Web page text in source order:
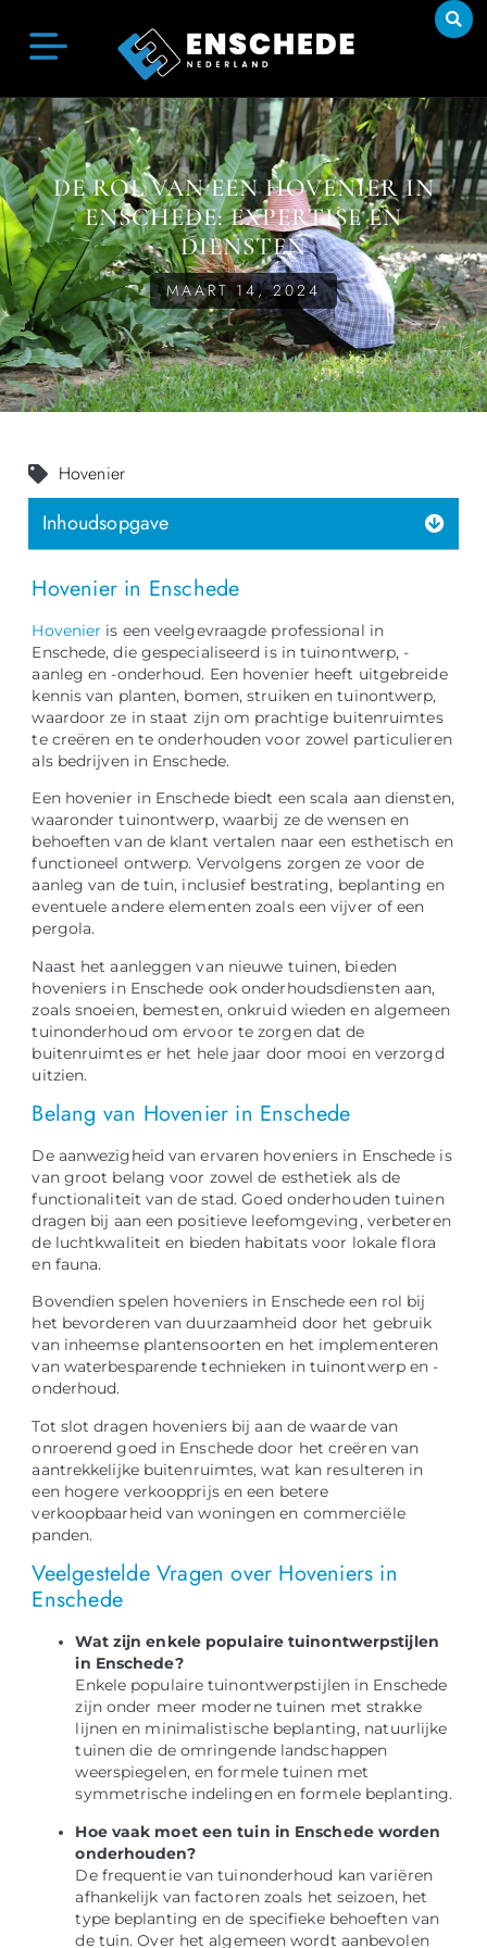
DE ROL VAN EEN HOVENIER IN
ENSCHEDE: EXPERTISE EN
DIENSTEN
MAART 14, 2024
Hovenier in Enschede
Hovenier is een veelgevraagde professional in
Enschede, die gespecialiseerd is in tuinontwerp, -
aanleg en -onderhoud. Een hovenier heeft uitgebreide
kennis van planten, bomen, struiken en tuinontwerp,
waardoor ze in staat zijn om prachtige buitenruimtes
te creëren en te onderhouden voor zowel particulieren
als bedrijven in Enschede.
Een hovenier in Enschede biedt een scala aan diensten,
waaronder tuinontwerp, waarbij ze de wensen en
behoeften van de klant vertalen naar een esthetisch en
functioneel ontwerp. Vervolgens zorgen ze voor de
aanleg van de tuin, inclusief bestrating, beplanting en
eventuele andere elementen zoals een vijver of een
pergola.
Naast het aanleggen van nieuwe tuinen, bieden
hoveniers in Enschede ook onderhoudsdiensten aan,
zoals snoeien, bemesten, onkruid wieden en algemeen
tuinonderhoud om ervoor te zorgen dat de
buitenruimtes er het hele jaar door mooi en verzorgd
uitzien.
Belang van Hovenier in Enschede
De aanwezigheid van ervaren hoveniers in Enschede is
van groot belang voor zowel de esthetiek als de
functionaliteit van de stad. Goed onderhouden tuinen
dragen bij aan een positieve leefomgeving, verbeteren
de luchtkwaliteit en bieden habitats voor lokale flora
en fauna.
Bovendien spelen hoveniers in Enschede een rol bij
het bevorderen van duurzaamheid door het gebruik
van inheemse plantensoorten en het implementeren
van waterbesparende technieken in tuinontwerp en -
onderhoud.
Tot slot dragen hoveniers bij aan de waarde van
onroerend goed in Enschede door het creëren van
aantrekkelijke buitenruimtes, wat kan resulteren in
een hogere verkoopprijs en een betere
verkoopbaarheid van woningen en commerciële
panden.
Veelgestelde Vragen over Hoveniers in
Enschede
Wat zijn enkele populaire tuinontwerpstijlen
in Enschede?
Enkele populaire tuinontwerpstijlen in Enschede
zijn onder meer moderne tuinen met strakke
lijnen en minimalistische beplanting, natuurlijke
tuinen die de omringende landschappen
weerspiegelen, en formele tuinen met
symmetrische indelingen en formele beplanting.
Hoe vaak moet een tuin in Enschede worden
onderhouden?
De frequentie van tuinonderhoud kan variëren
afhankelijk van factoren zoals het seizoen, het
type beplanting en de specifieke behoeften van
de tuin. Over het algemeen wordt aanbevolen
Hovenier
Inhoudsopgave